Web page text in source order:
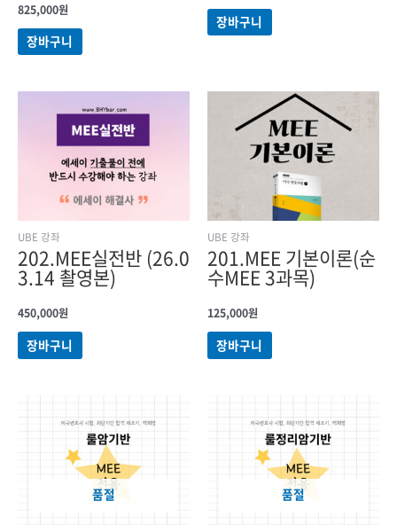
825,000원
장바구니
장바구니
UBE 강좌
202.MEE실전반 (26.0
3.14 촬영본)
450,000원
장바구니
UBE 강좌
201.MEE 기본이론(순
수MEE 3과목)
125,000원
장바구니
품절 품절
1,030,000원.820,000원.